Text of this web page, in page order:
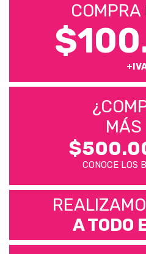
MÁS
CONOCE LOS
A TODO